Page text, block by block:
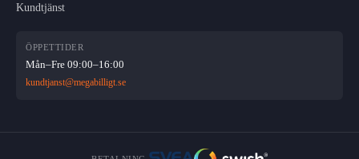
Kundtjänst
ÖPPETTIDER
Mån–Fre 09:00–16:00
kundtjanst@megabilligt.se